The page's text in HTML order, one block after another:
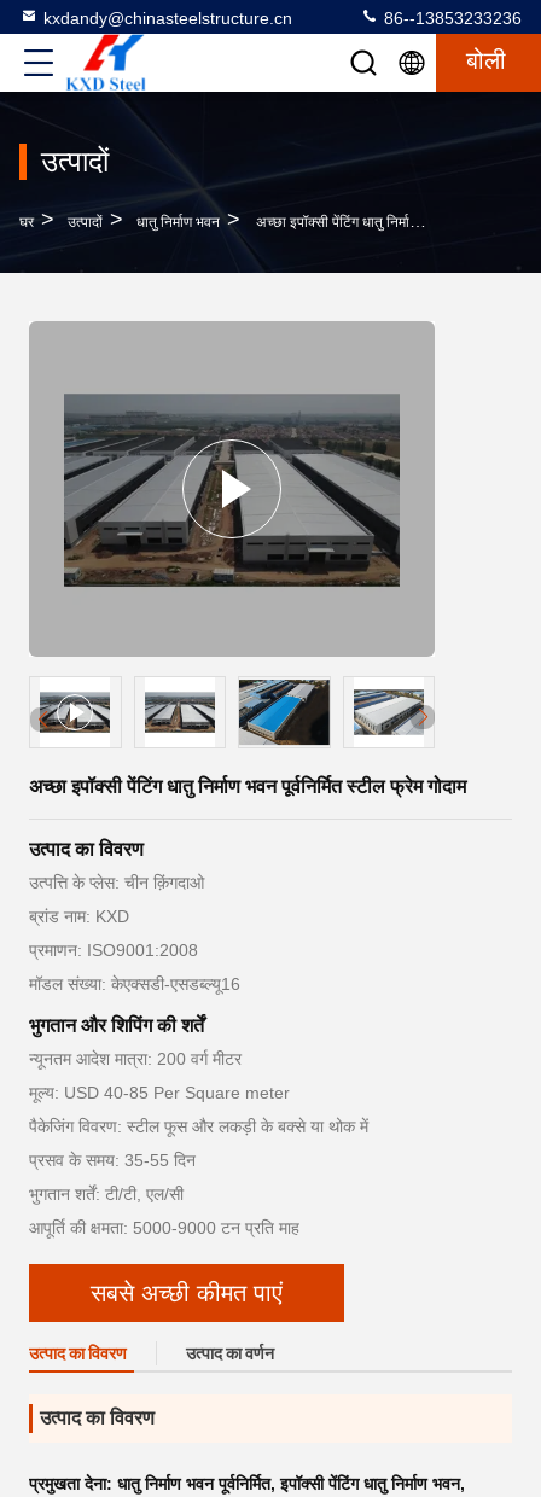
kxdandy@chinasteelstructure.cn 86--13853233236
बोली
उत्पादों
घर > उत्पादों > धातु निर्माण भवन > अच्छा इपॉक्सी पेंटिंग धातु निर्माण भवन पूर्वनिर्मित स्टील फ्रेम गोदाम
अच्छा इपॉक्सी पेंटिंग धातु निर्माण भवन पूर्वनिर्मित स्टील फ्रेम गोदाम
उत्पाद का विवरण
उत्पत्ति के प्लेस: चीन क़िंगदाओ
ब्रांड नाम: KXD
प्रमाणन: ISO9001:2008
मॉडल संख्या: केएक्सडी-एसडब्ल्यू16
भुगतान और शिपिंग की शर्तें
न्यूनतम आदेश मात्रा: 200 वर्ग मीटर
मूल्य: USD 40-85 Per Square meter
पैकेजिंग विवरण: स्टील फूस और लकड़ी के बक्से या थोक में
प्रसव के समय: 35-55 दिन
भुगतान शर्तें: टी/टी, एल/सी
आपूर्ति की क्षमता: 5000-9000 टन प्रति माह
सबसे अच्छी कीमत पाएं
उत्पाद का विवरण उत्पाद का वर्णन
उत्पाद का विवरण
प्रमुखता देना: धातु निर्माण भवन पूर्वनिर्मित,इपॉक्सी पेंटिंग धातु निर्माण भवन,